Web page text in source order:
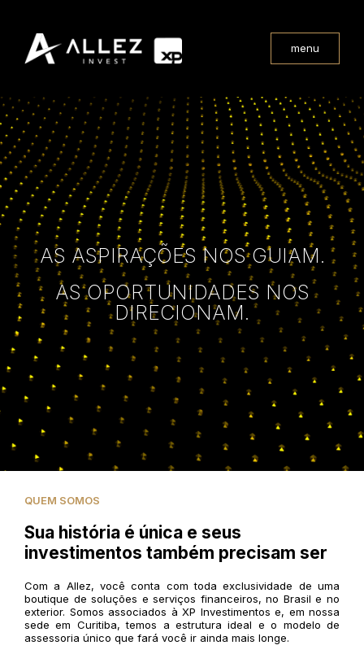
menu
AS ASPIRAÇÕES NOS GUIAM.
AS OPORTUNIDADES NOS
DIRECIONAM.
QUEM SOMOS
Sua história é única e seus
investimentos também precisam ser
Com a Allez, você conta com toda exclusividade de uma
boutique de soluções e serviços financeiros, no Brasil e no
exterior. Somos associados à XP Investimentos e, em nossa
sede em Curitiba, temos a estrutura ideal e o modelo de
assessoria único que fará você ir ainda mais longe.